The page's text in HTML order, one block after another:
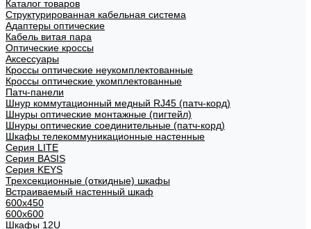
Каталог товаров
Структурированная кабельная система
Адаптеры оптические
Кабель витая пара
Оптические кроссы
Аксессуары
Кроссы оптические неукомплектованные
Кроссы оптические укомплектованные
Патч-панели
Шнур коммутационный медный RJ45 (патч-корд)
Шнуры оптические монтажные (пигтейл)
Шнуры оптические соединительные (патч-корд)
Шкафы телекоммуникационные настенные
Cерия LITE
Cерия BASIS
Cерия KEYS
Трехсекционные (откидные) шкафы
Встраиваемый настенный шкаф
600x450
600x600
Шкафы 12U